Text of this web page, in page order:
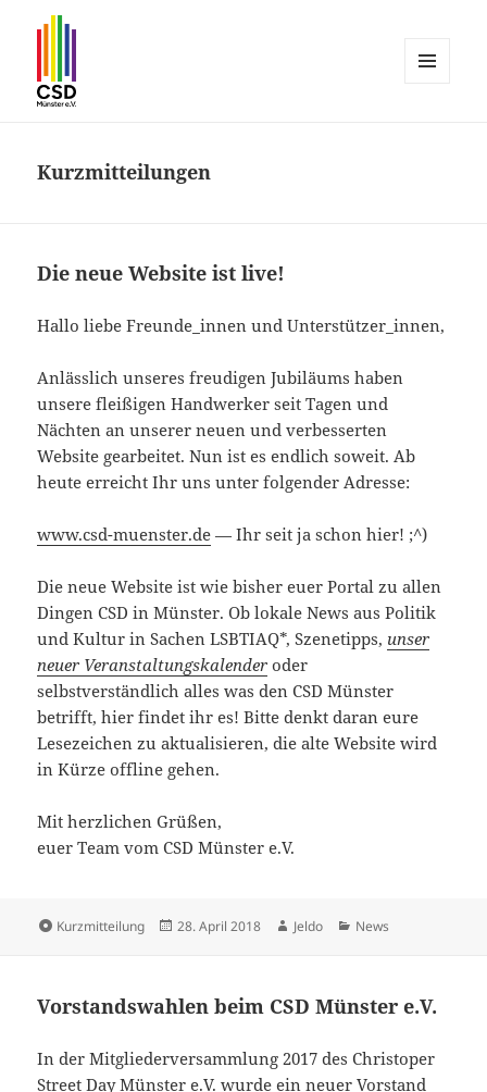
Kurzmitteilungen
Die neue Website ist live!
Hallo liebe Freunde_innen und Unterstützer_innen,
Anlässlich unseres freudigen Jubiläums haben
unsere fleißigen Handwerker seit Tagen und
Nächten an unserer neuen und verbesserten
Website gearbeitet. Nun ist es endlich soweit. Ab
heute erreicht Ihr uns unter folgender Adresse:
www.csd-muenster.de — Ihr seit ja schon hier! ;^)
Die neue Website ist wie bisher euer Portal zu allen
Dingen CSD in Münster. Ob lokale News aus Politik
und Kultur in Sachen LSBTIAQ*, Szenetipps, unser
neuer Veranstaltungskalender oder
selbstverständlich alles was den CSD Münster
betrifft, hier findet ihr es! Bitte denkt daran eure
Lesezeichen zu aktualisieren, die alte Website wird
in Kürze offline gehen.
Mit herzlichen Grüßen,
euer Team vom CSD Münster e.V.
Format
Kurzmitteilung
Veröffentlicht
28. April 2018 Autor
Jeldo Kategorien
News
Vorstandswahlen beim CSD Münster e.V.
In der Mitgliederversammlung 2017 des Christoper
Street Day Münster e.V. wurde ein neuer Vorstand